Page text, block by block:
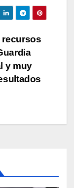
recursos
y muy